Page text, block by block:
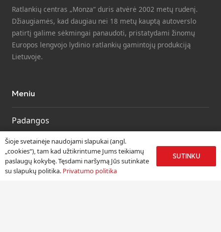
Ratlankių centras „Monza“ duris atvėrė 2002 metų rudenį.
Džiaugiamės, kad daugiau nei 18 metų kauptą autoverslo
patirtį galime sėkmingai panaudoti, pristatydami žinomų
Europos lengvojo lydinio ratlankių gamintojų produkciją
Lietuvoje.
Meniu
Padangos
Ratlankiai
Kitos prekės
Paslaugos
Šioje svetainėje naudojami slapukai (angl.
„cookies“), tam kad užtikrintume Jums teikiamų
paslaugų kokybę. Tęsdami naršymą Jūs sutinkate
su slapukų politika. Privatumo politika
SUTINKU